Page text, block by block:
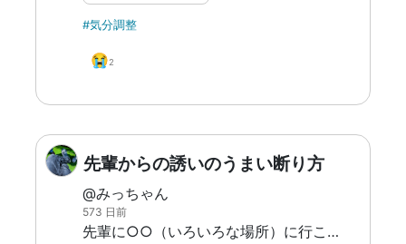
#気分調整
😭2
先輩からの誘いのうまい断り方
@みっちゃん
573 日前
先輩に○○（いろいろな場所）に行こうと誘われるが、行きたくないときにどう断ればいいかわからない。